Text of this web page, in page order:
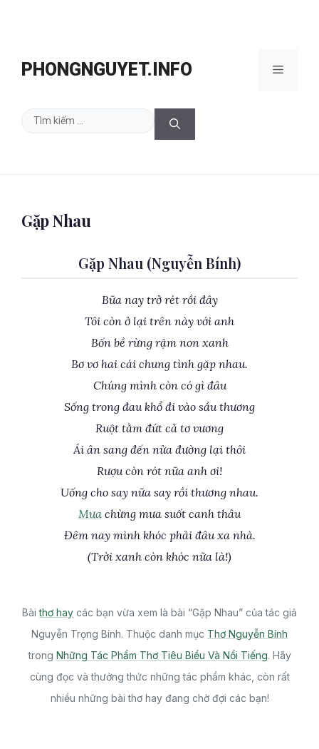
PHONGNGUYET.INFO Menu
Tìm
Gặp Nhau
Gặp Nhau (Nguyễn Bính)
Bữa nay trở rét rồi đây
Tôi còn ở lại trên này với anh
Bốn bề rừng rậm non xanh
Bơ vơ hai cái chung tình gặp nhau.
Chúng mình còn có gì đâu
Sống trong đau khổ đi vào sầu thương
Ruột tằm đứt cả tơ vương
Ái ân sang đến nửa đường lại thôi
Rượu còn rót nữa anh ơi!
Uống cho say nữa say rồi thương nhau.
Mưa chừng mưa suốt canh thâu
Đêm nay mình khóc phải đâu xa nhà.
(Trời xanh còn khóc nữa là!)
Bàithơ hay các bạn vừa xem là bài “Gặp Nhau” của tác giả
Nguyễn Trọng Bính. Thuộc danh mục Thơ Nguyễn Bính
trong Những Tác Phẩm Thơ Tiêu Biểu Và Nổi Tiếng. Hãy
cùng đọc và thưởng thức những tác phẩm khác, còn rất
nhiều những bài thơ hay đang chờ đợi các bạn!